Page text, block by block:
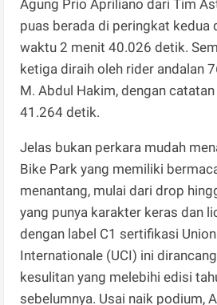
Agung Prio Apriliano dari Tim
puas berada di peringkat kedua
waktu 2 menit 40.026 detik.
ketiga diraih oleh rider andalan
M. Abdul Hakim, dengan
41.264 detik.
Jelas bukan perkara mudah
Bike Park yang memiliki
menantang, mulai dari drop
yang punya karakter keras dan
dengan label C1 sertifikasi
Internationale (UCI) ini
kesulitan yang melebihi edisi
sebelumnya. Usai naik podium,